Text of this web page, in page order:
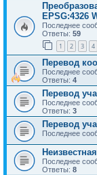
EPSG:4326
Последнее
Ответы: 59
1 2 3 4
Перевод
Последнее
Ответы: 4
Перевод
Последнее
Ответы: 3
Перевод
Последнее
Последнее
Ответы: 8